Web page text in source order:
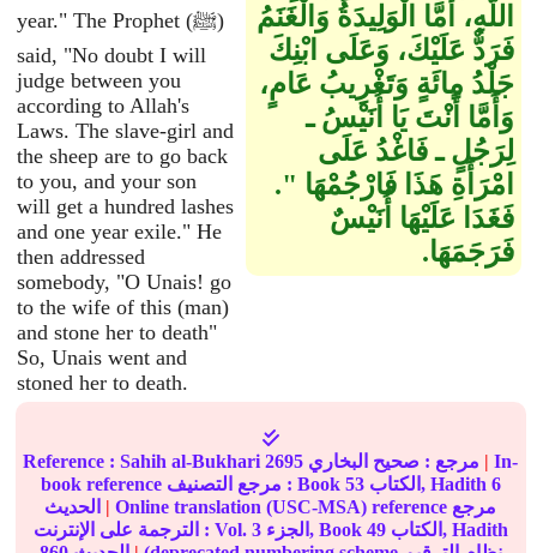
year." The Prophet (ﷺ)
said, "No doubt I will
judge between you
according to Allah's
Laws. The slave-girl and
the sheep are to go back
to you, and your son
will get a hundred lashes
and one year exile." He
then addressed
somebody, "O Unais! go
to the wife of this (man)
and stone her to death"
So, Unais went and
stoned her to death.
اللَّهِ، أَمَّا الْوَلِيدَةُ وَالْغَنَمُ
فَرَدٌّ عَلَيْكَ، وَعَلَى ابْنِكَ
جَلْدُ مِائَةٍ وَتَغْرِيبُ عَامٍ،
وَأَمَّا أَنْتَ يَا أُنَيْسُ ـ
لِرَجُلٍ ـ فَاغْدُ عَلَى
امْرَأَةِ هَذَا فَارْجُمْهَا ‏"‏‏.‏
فَغَدَا عَلَيْهَا أُنَيْسٌ
فَرَجَمَهَا‏.‏
Reference :Sahih al-Bukhari 2695 مرجع : صحيح البخاري | In-
book reference مرجع التصنيف : Book 53 الكتاب, Hadith 6
| Online translation (USC-MSA) reference مرجع
الترجمة على الإنترنت : Vol. 3 الجزء, Book 49
الكتاب, Hadith